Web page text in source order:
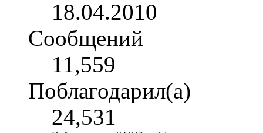
18.04.2010
Сообщений
11,559
Поблагодарил(а)
24,531